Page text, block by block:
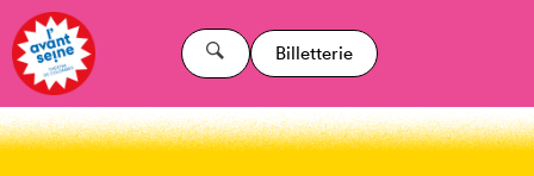
Billetterie